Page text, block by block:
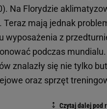
Na Florydzie
mają jednak
wyposażenia z
podczas mundialu.
znalazły się nie tylko
oraz sprzęt